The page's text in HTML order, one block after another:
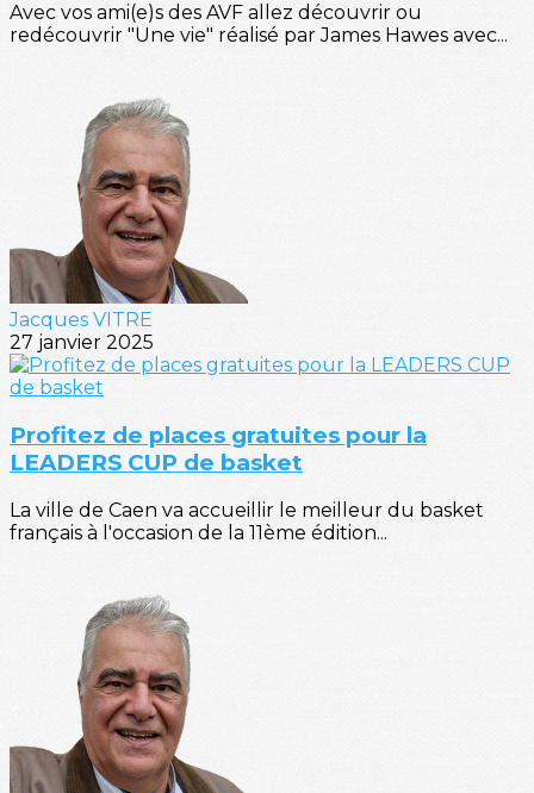
Avec vos ami(e)s des AVF allez découvrir ou
redécouvrir "Une vie" réalisé par James Hawes avec...
Jacques VITRE
27 janvier 2025
Profitez de places gratuites pour la
LEADERS CUP de basket
La ville de Caen va accueillir le meilleur du basket
français à l'occasion de la 11ème édition...